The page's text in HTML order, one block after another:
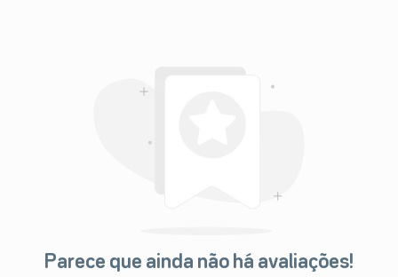
Parece que ainda não há avaliações!